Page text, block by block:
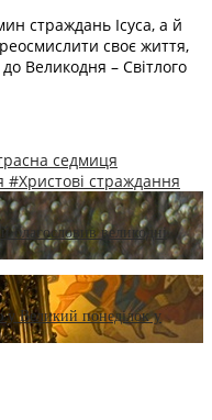
страждань Ісуса, а й
своє життя,
Великодня – Світлого
седмиця
#Христові страждання
великодні
у Великий понеділок у